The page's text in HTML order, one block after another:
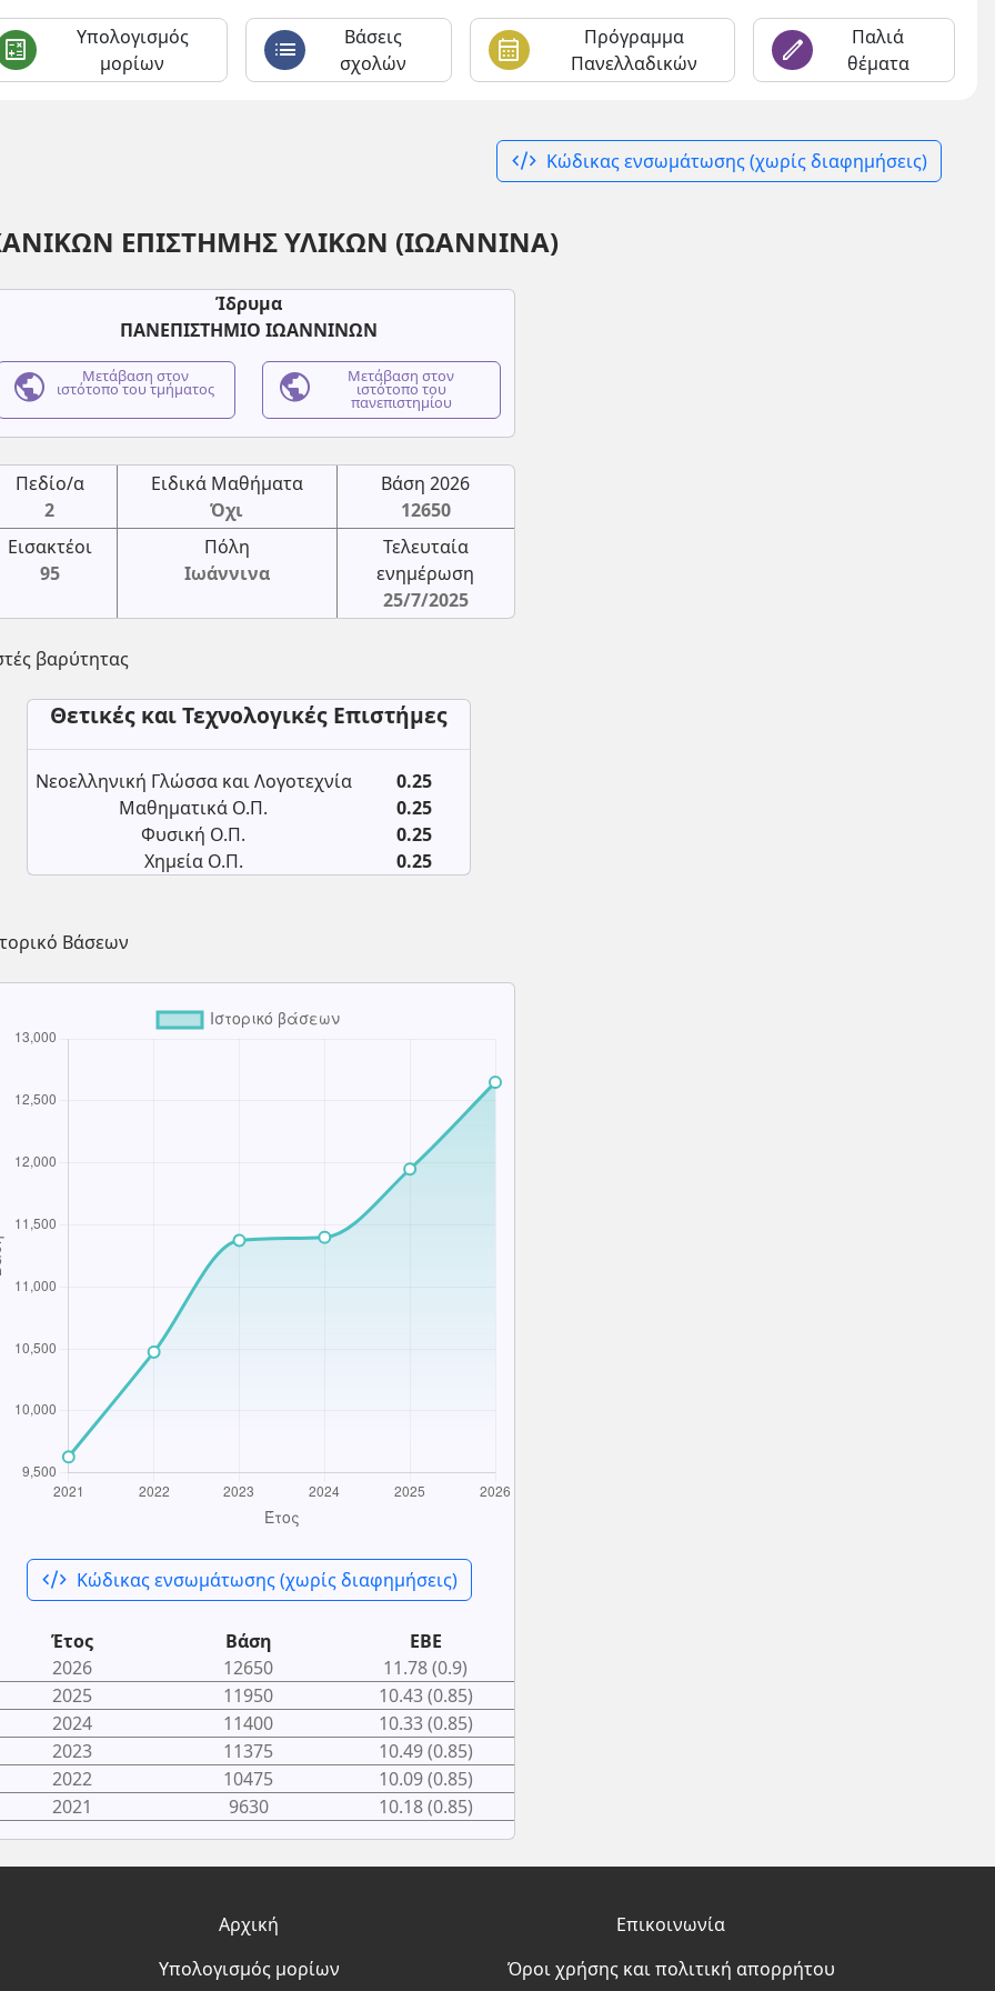
calculate
Υπολογισμός
μορίων
list
Βάσεις
σχολών
calendar_month
Πρόγραμμα
Πανελλαδικών
edit
Παλιά
θέματα
code_xml Κώδικας ενσωμάτωσης (χωρίς διαφημήσεις)
ΕΠΙΣΤΗΜΗΣ ΥΛΙΚΩΝ (ΙΩΑΝΝΙΝΑ)
Ίδρυμα
ΠΑΝΕΠΙΣΤΗΜΙΟ ΙΩΑΝΝΙΝΩΝ
public Μετάβαση στον
ιστότοπο του τμήματος public Μετάβαση στον
ιστότοπο του
πανεπιστημίου
Πεδίο/α
2
Ειδικά Μαθήματα
Όχι
Βάση 2026
12650
Εισακτέοι
95
Πόλη
Ιωάννινα
Τελευταία
ενημέρωση
25/7/2025
βαρύτητας
Θετικές και Τεχνολογικές Επιστήμες
Νεοελληνική Γλώσσα και Λογοτεχνία
0.25
Μαθηματικά Ο.Π.
0.25
Φυσική Ο.Π.
0.25
Χημεία Ο.Π.
0.25
Βάσεων
code_xml Κώδικας ενσωμάτωσης (χωρίς διαφημήσεις)
Έτος Βάση
ΕΒΕ
2026
12650
11.78 (0.9)
2025
11950
10.43 (0.85)
2024
11400
10.33 (0.85)
2023
11375
10.49 (0.85)
2022
10475
10.09 (0.85)
2021
9630 10.18 (0.85)
Αρχική
Υπολογισμός μορίων
Επικοινωνία
Όροι χρήσης και πολιτική απορρήτου